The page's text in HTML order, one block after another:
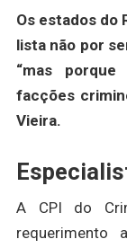
Os estados do
lista não por
“mas
facções
Vieira.
A CPI do
requerimento